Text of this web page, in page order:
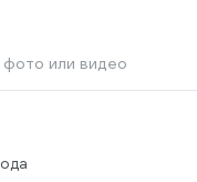
или видео